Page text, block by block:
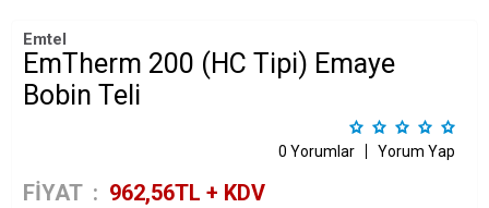
Emtel
EmTherm 200 (HC Tipi) Emaye
Bobin Teli
0 Yorumlar Yorum Yap
FİYAT : 962,56TL + KDV